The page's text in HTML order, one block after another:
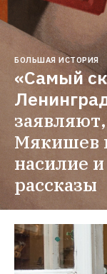
БОЛЬШАЯ ИСТОРИЯ
«Самый
Мякишев
насилие
рассказы